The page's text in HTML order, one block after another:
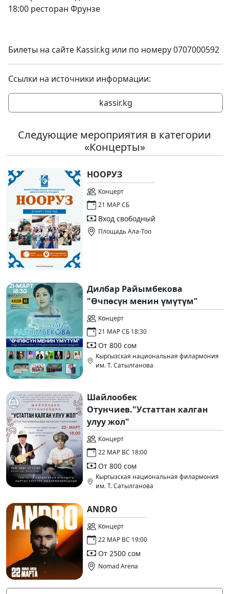
18:00 ресторан Фрунзе
Билеты на сайте Kassir.kg или по номеру 0707000592
Ссылки на источники информации:
kassir.kg
Следующие мероприятия в категории
«Концерты»
НООРУЗ
Концерт
21 МАР СБ
Вход свободный
Площадь Ала-Тоо
Дилбар Райымбекова
"Өчпөсүн менин үмүтүм"
Концерт
21 МАР СБ 18:30
От 800 сом
Кыргызская национальная филармония
им. Т. Сатылганова
Шайлообек
Отунчиев."Устаттан калган
улуу жол"
Концерт
22 МАР ВС 18:00
От 800 сом
Кыргызская национальная филармония
им. Т. Сатылганова
ANDRO
Концерт
22 МАР ВС 19:00
От 2500 сом
Nomad Arena